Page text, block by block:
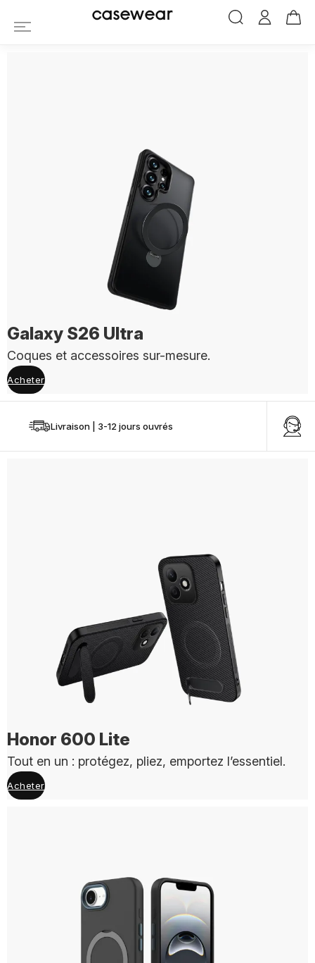
casewear
Galaxy S26 Ultra
Coques et accessoires sur-mesure.
Acheter
Livraison | 3-12 jours ouvrés
Honor 600 Lite
Tout en un : protégez, pliez, emportez l’essentiel.
Acheter